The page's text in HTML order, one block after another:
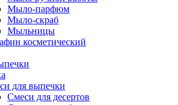
Мыло-парфюм
Мыло-скраб
Мыльницы
косметический
для выпечки
Смеси для десертов